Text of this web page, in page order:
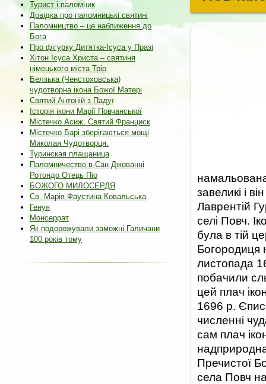
завеликі і
Лаврентій
селі Повч.
була в тій
Богородиця
листопада
побачили
цей плач
1696 р.
численні
сам плач
Пречистої
села Повч
Турист і паломник
Довідка про паломницькі святині
Паломництво – це наближення до
Бога
Про фігурку Дитятка-Ісуса у Празі
Хітон Ісуса Христа – святиня
німецького міста Трір
Белзька (Ченстоховська)
чудотворна ікона Божої Матері
Святий Антоній з Падуї
Історія ікони Марії Повчанської
Містечко Асиж. Святий.Франциск
Містечко Барі зберігаються мощі
Миколая Чудотворця.
Туринская плащаница
Паломничество в-Сан Джованні
Ротондо Отець Піо
БОЖОГО МИЛОСЕРДЯ
Св. Марія Фаустина Ковальська
Генуя
Монсеррат
Як подорожували заможні Галичани
100 років тому